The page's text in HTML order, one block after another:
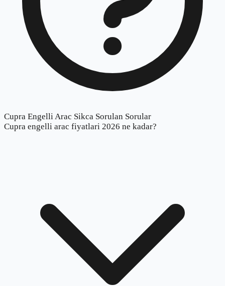
Cupra Engelli Arac Sikca Sorulan Sorular
Cupra engelli arac fiyatlari 2026 ne kadar?